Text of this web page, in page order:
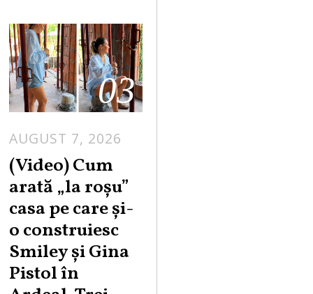
03
AUGUST 7, 2026
(Video) Cum
arată „la roşu”
casa pe care şi-
o construiesc
Smiley şi Gina
Pistol în